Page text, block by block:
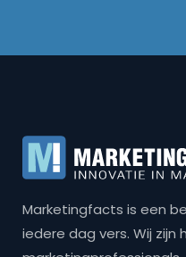
Marketingfacts is een
iedere dag vers. Wij